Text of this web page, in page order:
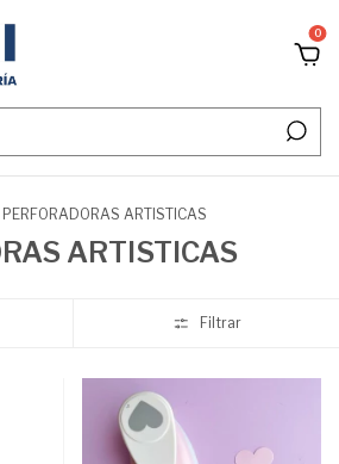
0
PERFORADORAS ARTISTICAS
ARTISTICAS
Filtrar